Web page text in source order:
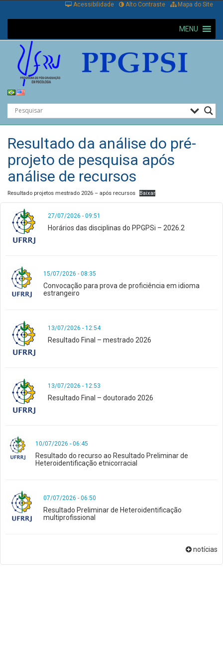
Mapa do Site
Alto Contraste
Acessibilidade
MENU
Resultado da análise do pré-
projeto de pesquisa após
análise de recursos
Resultado projetos mestrado 2026 – após recursos Baixar
27/07/2026 - 09:51
Horários das disciplinas do PPGPSi – 2026.2
15/07/2026 - 08:35
Convocação para prova de proficiência em idioma
estrangeiro
13/07/2026 - 12:54
Resultado Final – mestrado 2026
13/07/2026 - 12:53
Resultado Final – doutorado 2026
10/07/2026 - 06:45
Resultado do recurso ao Resultado Preliminar de
Heteroidentificação etnicorracial
07/07/2026 - 06:50
Resultado Preliminar de Heteroidentificação
multiprofissional
notícias